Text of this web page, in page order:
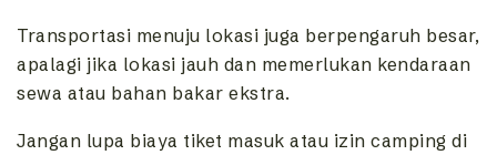
Transportasi menuju lokasi juga berpengaruh besar,
apalagi jika lokasi jauh dan memerlukan kendaraan
sewa atau bahan bakar ekstra.
Jangan lupa biaya tiket masuk atau izin camping di